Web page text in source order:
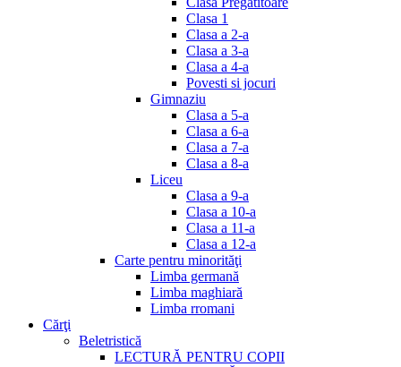
Clasa 1
Clasa a 2-a
Clasa a 3-a
Clasa a 4-a
Povesti si jocuri
Gimnaziu
Clasa a 5-a
Clasa a 6-a
Clasa a 7-a
Clasa a 8-a
Liceu
Clasa a 9-a
Clasa a 10-a
Clasa a 11-a
Clasa a 12-a
Carte pentru minorităţi
Limba germană
Limba maghiară
Limba rromani
Cărţi
Beletristică
LECTURĂ PENTRU COPII